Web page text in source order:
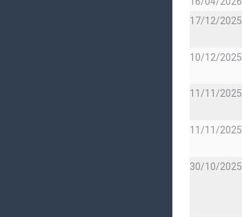
17/12/2025
10/12/2025
11/11/2025
11/11/2025
30/10/2025